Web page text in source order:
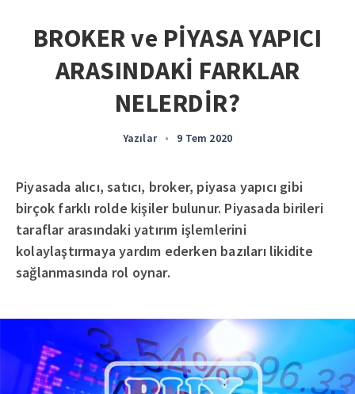
BROKER ve PİYASA YAPICI
ARASINDAKİ FARKLAR
NELERDİR?
Yazılar • 9 Tem 2020
Piyasada alıcı, satıcı, broker, piyasa yapıcı gibi
birçok farklı rolde kişiler bulunur. Piyasada birileri
taraflar arasındaki yatırım işlemlerini
kolaylaştırmaya yardım ederken bazıları likidite
sağlanmasında rol oynar.